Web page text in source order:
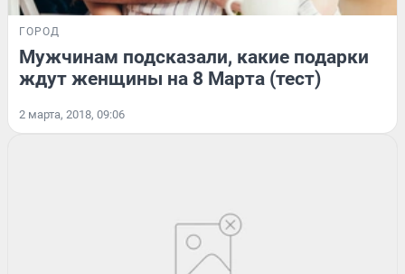
ГОРОД
Мужчинам подсказали, какие подарки
ждут женщины на 8 Марта (тест)
2 марта, 2018, 09:06